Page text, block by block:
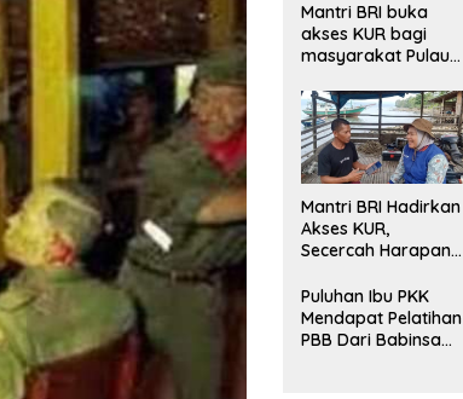
Mantri BRI buka
akses KUR bagi
masyarakat Pulau
Mantri BRI Hadirkan
Akses KUR,
Secercah Harapan
Terpencil Maluku
Puluhan Ibu PKK
Mendapat Pelatihan
PBB Dari Babinsa